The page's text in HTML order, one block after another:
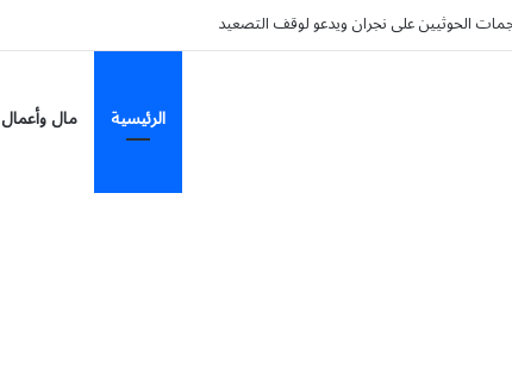
العالمية؟
الرئيسية مال وأعمال